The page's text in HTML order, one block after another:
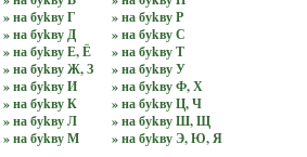
» на буkву Г
» на буkву Д
» на буkву Е, Ё
» на буkву Ж, З
» на буkву И
» на буkву К
» на буkву Л
» на буkву М
» на буkву Р
» на буkву С
» на буkву Т
» на буkву У
» на буkву Ф, Х
» на буkву Ц, Ч
» на буkву Ш, Щ
» на буkву Э, Ю, Я